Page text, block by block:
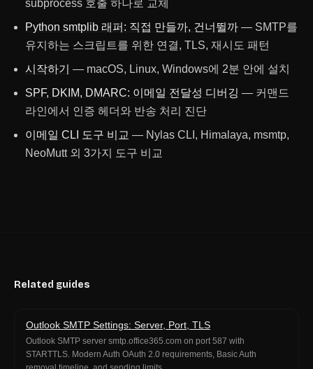
subprocess 호출 하나로 교체
Python smtplib 래퍼: 직접 만들까, 건너뛸까 — SMTP를
유지하는 스크립트를 위한 연결, TLS, 재시도 패턴
시작하기
— macOS, Linux, Windows에 2분 안에 설치
SPF, DKIM, DMARC: 이메일 전달성 디버깅 — 커맨드
라인에서 인증 헤더와 반송 처리 진단
이메일 CLI 도구 비교 — Nylas CLI, Himalaya, msmtp,
NeoMutt 외 3가지 도구 비교
Related guides
Outlook SMTP Settings: Server, Port, TLS
Outlook SMTP server smtp.office365.com on port 587 with
STARTTLS. Modern Auth OAuth 2.0 requirements, Basic Auth